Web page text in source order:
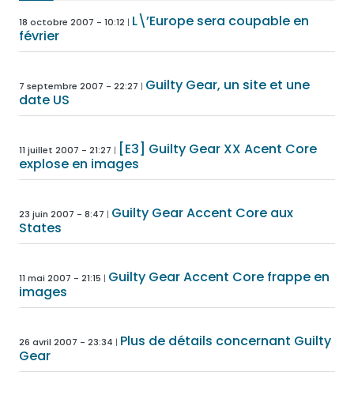
18 octobre 2007 - 10:12
L\’Europe sera coupable en
février
7 septembre 2007 - 22:27
Guilty Gear, un site et une
date US
11 juillet 2007 - 21:27
[E3] Guilty Gear XX Acent Core
explose en images
23 juin 2007 - 8:47
Guilty Gear Accent Core aux
States
11 mai 2007 - 21:15
Guilty Gear Accent Core frappe en
images
26 avril 2007 - 23:34
Plus de détails concernant Guilty
Gear